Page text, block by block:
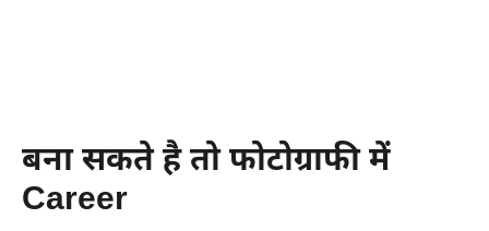
बना सकते है तो ​फोटोग्राफी​ में
Career